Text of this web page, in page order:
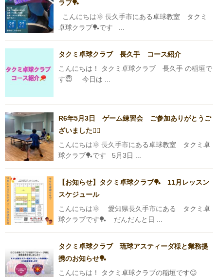
ラブ🏓
こんにちは🌞 長久手市にある卓球教室 タクミ
卓球クラブ🏓です ...
タクミ卓球クラブ 長久手 コース紹介
こんにちは！ タクミ卓球クラブ 長久手 の稲垣で
す😇 今日は ...
R6年5月3日 ゲーム練習会 ご参加ありがとうご
ざいました🙇‍♂️
こんにちは🌞 長久手市にある卓球教室 タクミ卓
球クラブ🏓です 5月3日 ...
【お知らせ】タクミ卓球クラブ🏓 11月レッスン
スケジュール
こんにちは🌞 愛知県長久手市にある タクミ卓
球クラブです🏓 だんだんと日 ...
タクミ卓球クラブ 琉球アスティーダ様と業務提
携のお知らせ🏓
こんにちは！ タクミ卓球クラブの稲垣です😊